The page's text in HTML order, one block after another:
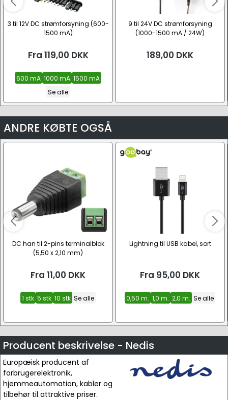
3 til 12V DC strømforsyning (600-
1500 mA)
Fra 119,00 DKK
600 mA 1000 mA 1500 mA
Se alle
9 til 24V DC strømforsyning
(1000-1500 mA / 24W)
189,00 DKK
ANDRE KØBTE OGSÅ
DC han til 2-pins terminalblok
(5,50 x 2,10 mm)
Fra 11,00 DKK
1 stk 5 stk 10 stk Se alle
Lightning til USB kabel, sort
Fra 95,00 DKK
0,50 m. 1,0 m. 2,0 m. Se alle
Producent beskrivelse - Nedis
Europæisk producent af
forbrugerelektronik,
hjemmeautomation, kabler og
tilbehør til attraktive priser.